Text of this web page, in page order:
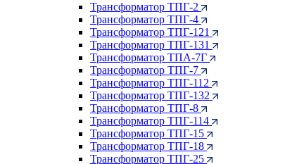
Трансформатор ТПГ-2
Трансформатор ТПГ-4
Трансформатор ТПГ-121
Трансформатор ТПГ-131
Трансформатор ТПА-7Г
Трансформатор ТПГ-7
Трансформатор ТПГ-112
Трансформатор ТПГ-132
Трансформатор ТПГ-8
Трансформатор ТПГ-114
Трансформатор ТПГ-15
Трансформатор ТПГ-18
Трансформатор ТПГ-25